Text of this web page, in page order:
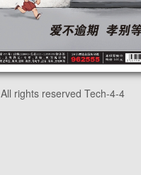
All rights reserved Tech-4-4